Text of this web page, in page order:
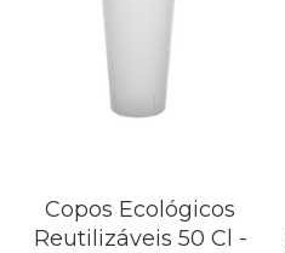
Copos Ecológicos
Reutilizáveis 50 Cl -